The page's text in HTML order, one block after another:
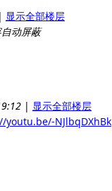
| 显示全部楼层
动屏蔽
| 显示全部楼层
youtu.be/-NJlbqDXhBk